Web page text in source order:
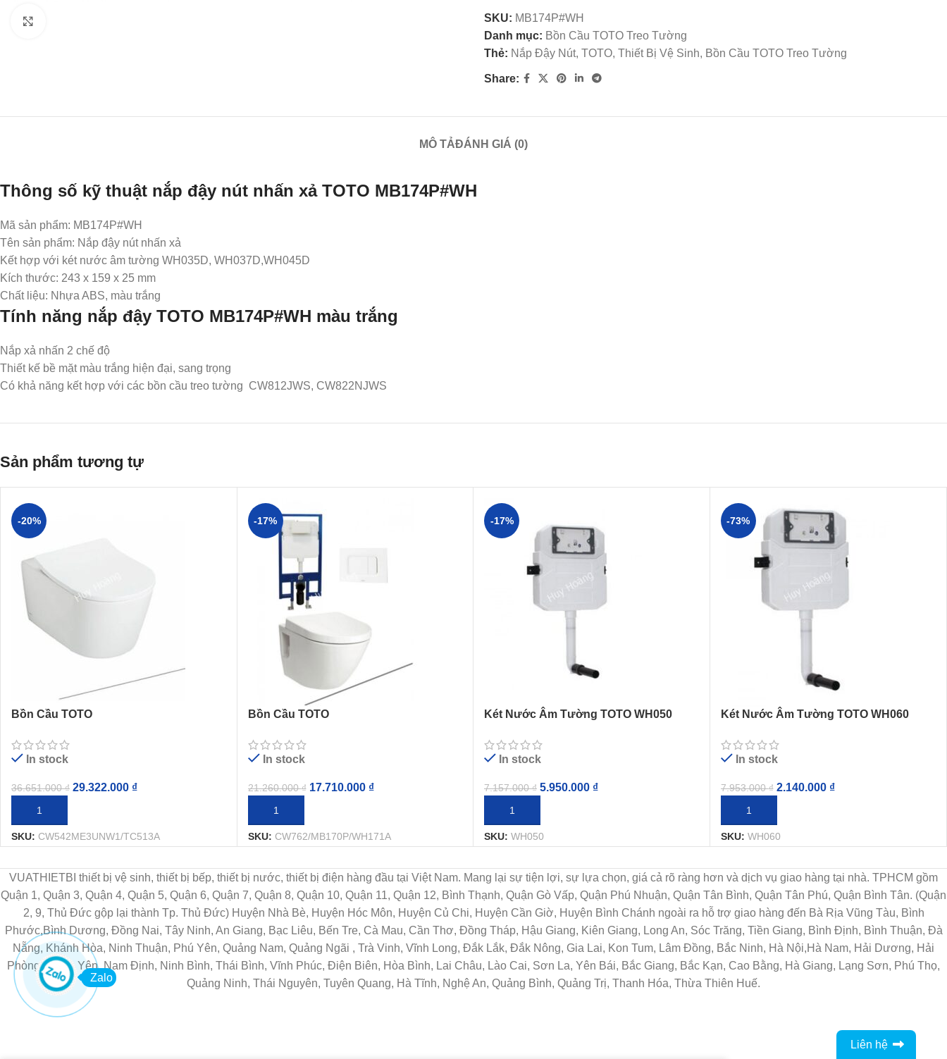
SKU: MB174P#WH
Danh mục: Bồn Cầu TOTO Treo Tường
Thẻ: Nắp Đậy Nút, TOTO, Thiết Bị Vệ Sinh, Bồn Cầu TOTO Treo Tường
Share:
MÔ TẢĐÁNH GIÁ (0)
Thông số kỹ thuật nắp đậy nút nhấn xả TOTO MB174P#WH
Mã sản phẩm: MB174P#WH
Tên sản phẩm: Nắp đậy nút nhấn xả
Kết hợp với két nước âm tường WH035D, WH037D,WH045D
Kích thước: 243 x 159 x 25 mm
Chất liệu: Nhựa ABS, màu trắng
Tính năng nắp đậy TOTO MB174P#WH màu trắng
Nắp xả nhấn 2 chế độ
Thiết kế bề mặt màu trắng hiện đại, sang trọng
Có khả năng kết hợp với các bồn cầu treo tường CW812JWS, CW822NJWS
Sản phẩm tương tự
-20%
Bồn Cầu TOTO
In stock
36.651.000₫ 29.322.000 ₫
THÊM VÀO GIỎ HÀNG
SKU: CW542ME3UNW1/TC513A
-17%
Bồn Cầu TOTO
In stock
21.260.000₫ 17.710.000 ₫
THÊM VÀO GIỎ HÀNG
SKU: CW762/MB170P/WH171A
-17%
Két Nước Âm Tường TOTO WH050
In stock
7.157.000₫ 5.950.000 ₫
THÊM VÀO GIỎ HÀNG
SKU: WH050
-73%
Két Nước Âm Tường TOTO WH060
In stock
7.953.000₫ 2.140.000 ₫
THÊM VÀO GIỎ HÀNG
SKU: WH060
VUATHIETBI thiết bị vệ sinh, thiết bị bếp, thiết bị nước, thiết bị điện hàng đầu tại Việt Nam. Mang lại sự tiện lợi, sự lựa chọn, giá cả rõ ràng hơn và dịch vụ giao hàng tại nhà. TPHCM gồm
Quận 1, Quận 3, Quận 4, Quận 5, Quận 6, Quận 7, Quận 8, Quận 10, Quận 11, Quận 12, Bình Thạnh, Quận Gò Vấp, Quận Phú Nhuận, Quận Tân Bình, Quận Tân Phú, Quận Bình Tân. (Quận
2, 9, Thủ Đức gộp lại thành Tp. Thủ Đức) Huyện Nhà Bè, Huyện Hóc Môn, Huyện Củ Chi, Huyện Cần Giờ, Huyện Bình Chánh ngoài ra hỗ trợ giao hàng đến Bà Rịa Vũng Tàu, Bình
Phước,Bình Dương, Đồng Nai, Tây Ninh, An Giang, Bạc Liêu, Bến Tre, Cà Mau, Cần Thơ, Đồng Tháp, Hậu Giang, Kiên Giang, Long An, Sóc Trăng, Tiền Giang, Bình Định, Bình Thuận, Đà
Nẵng, Khánh Hòa, Ninh Thuận, Phú Yên, Quảng Nam, Quảng Ngãi , Trà Vinh, Vĩnh Long, Đắk Lắk, Đắk Nông, Gia Lai, Kon Tum, Lâm Đồng, Bắc Ninh, Hà Nội,Hà Nam, Hải Dương, Hải
Phòng, Hưng Yên, Nam Định, Ninh Bình, Thái Bình, Vĩnh Phúc, Điện Biên, Hòa Bình, Lai Châu, Lào Cai, Sơn La, Yên Bái, Bắc Giang, Bắc Kạn, Cao Bằng, Hà Giang, Lạng Sơn, Phú Thọ,
Quảng Ninh, Thái Nguyên, Tuyên Quang, Hà Tĩnh, Nghệ An, Quảng Bình, Quảng Trị, Thanh Hóa, Thừa Thiên Huế.
Zalo
Liên hệ